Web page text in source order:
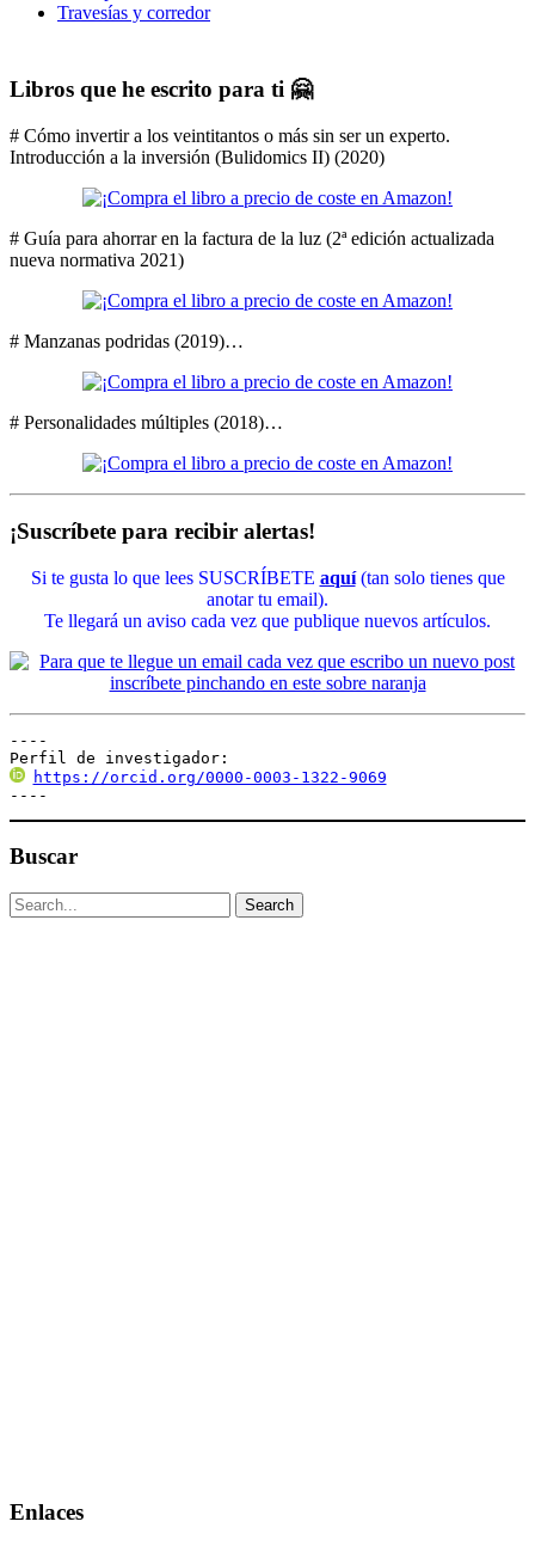
Travesías y corredor
Libros que he escrito para ti 🤗
# Cómo invertir a los veintitantos o más sin ser un experto.
Introducción a la inversión (Bulidomics II) (2020)
# Guía para ahorrar en la factura de la luz (2ª edición actualizada
nueva normativa 2021)
# Manzanas podridas (2019)…
# Personalidades múltiples (2018)…
¡Suscríbete para recibir alertas!
Si te gusta lo que lees SUSCRÍBETE aquí(tan solo tienes que
anotar tu email).
Te llegará un aviso cada vez que publique nuevos artículos.
----
Perfil de investigador:
https://orcid.org/0000-0003-1322-9069
----
Buscar
Enlaces